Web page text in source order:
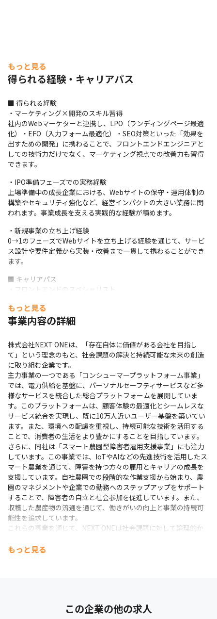
もっと見る
得られる経験・キャリアパス
■ 得られる経験
・マーケティング×開発のスキル習得
社内のWebマーケターと連携し、LPO（ランディングページ最適
化）・EFO（入力フォーム最適化）・SEO対策といった「効果を
出すための開発」に携わることで、フロントエンドエンジニアと
しての技術力だけでなく、マーケティング視点での改善力も習得
できます。
・IPO準備フェーズでの実務経験
上場準備中の成長企業における、Webサイトの保守・運用体制の
構築やセキュリティ強化など、経営インパクトの大きい業務に関
われます。事業成長を支える実践的な経験が積めます。
・新規事業の立ち上げ経験
0→1のフェーズでWebサイトを立ち上げる経験を通じて、サービ
ス設計や要件定義から実装・改善まで一貫して携わることができ
ます。
■ キャリアパス
・フロントエンドのスペシャリスト
パフォーマンスに強いエンジニアとしてキャリアを築くことが可
能です。
要件定義や施策の企画・提案力が身につき、将来的にはチームリ
ーダーやディレクター職へのステップアップも期待されます。
もっと見る
事業内容の詳細
株式会社NEXT ONEは、「存在自体に価値がある会社を目指し
て」という理念のもと、社会課題の解決と持続可能な未来の創造
に取り組む企業です。​
主力事業の一つである「コンシューマープラットフォーム事業」
では、電力供給を基盤に、パーソナルセーフティサービスなど多
様なサービスを統合した総合プラットフォームを展開していま
す。​このプラットフォームは、顧客体験の最適化とシームレスな
サービス統合を実現し、既に10万人近いユーザー基盤を築いてい
ます。​また、環境への配慮を重視し、持続可能な技術を活用する
ことで、消費者の生活をより豊かにすることを目指しています。 ​
さらに、同社は「スマート農園型障害者雇用支援事業」にも注力
しています。​この事業では、IoTやAIなどの先進技術を活用したス
マート農業を通じて、障害を持つ方々の雇用とキャリアの成長を
支援しています。​自社農園での段階的な作業支援から始まり、農
園のマネジメントや企業での勤務へのステップアップをサポート
することで、障害者の自立と社会参加を促進しています。​また、
収穫した農産物の流通を通じて、働きがいの向上と事業の持続可
能性を追求しています。 ​
これらの事業を通じて、NEXT ONEは社会課題に対して論理的か
て不可欠なものとなることを目指しています。
もっと見る
この企業の他の求人